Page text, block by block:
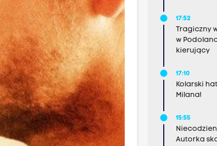
17:52
Tragiczny
w
kierujący
17:10
Kolarski
Milana!
15:55
Autorka